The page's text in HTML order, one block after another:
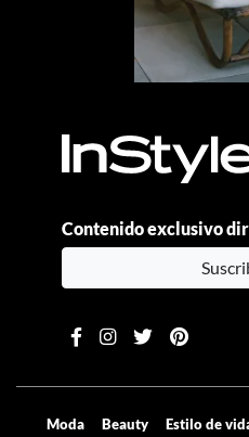
Contenido exclusivo
Moda Beauty Estilo de